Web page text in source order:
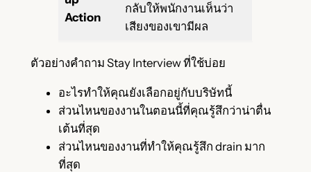
Action
กลับให้พนักงานเห็นว่า
เสียงของเขามีผล
ตัวอย่างคำถาม Stay Interview ที่ใช้บ่อย
อะไรทำให้คุณยังเลือกอยู่กับบริษัทนี้
ส่วนไหนของงานในตอนนี้ที่คุณรู้สึกว่าน่าตื่น
เต้นที่สุด
ส่วนไหนของงานที่ทำให้คุณรู้สึก drain มาก
ที่สุด